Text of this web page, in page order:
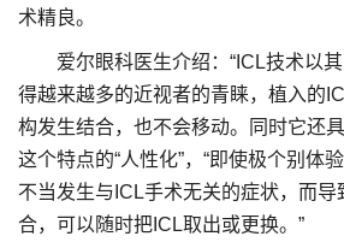
术精良。
爱尔眼科医生介绍：“ICL技术以其
得越来越多的近视者的青睐，植入的
构发生结合，也不会移动。同时它还
这个特点的“人性化”，“即使极个别体
不当发生与ICL手术无关的症状，而
合，可以随时把ICL取出或更换。”